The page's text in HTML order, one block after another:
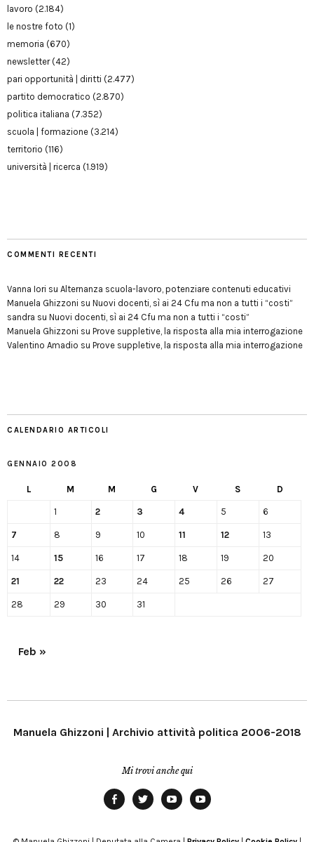
lavoro (2.184)
le nostre foto (1)
memoria (670)
newsletter(42)
pari opportunità | diritti (2.477)
partito democratico (2.870)
politica italiana (7.352)
scuola | formazione (3.214)
territorio (116)
università | ricerca (1.919)
COMMENTI RECENTI
Vanna Iori su Alternanza scuola-lavoro, potenziare contenuti educativi
Manuela Ghizzoni su Nuovi docenti, sì ai 24 Cfu ma non a tutti i “costi”
sandra su Nuovi docenti, sì ai 24 Cfu ma non a tutti i “costi”
Manuela Ghizzoni su Prove suppletive, la risposta alla mia interrogazione
Valentino Amadio su Prove suppletive, la risposta alla mia interrogazione
CALENDARIO ARTICOLI
GENNAIO 2008
L M M G V S D
1 2 3 4 5 6
7 8 9 10 11 12 13
14 15 16 17 18 19 20
21 22 23 24 25 26 27
28 29 30 31
Feb »
Manuela Ghizzoni | Archivio attività politica 2006-2018
Mi trovi anche qui
Modena